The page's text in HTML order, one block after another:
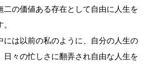
二の価値ある存在として自由に人生を
には以前の私のように、自分の人生の
日々の忙しさに翻弄され自由な人生を